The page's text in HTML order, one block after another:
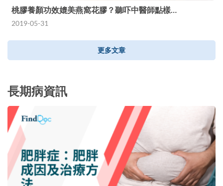
桃膠養顏功效媲美燕窩花膠？聽吓中醫師點樣…
2019-05-31
更多文章
長期病資訊